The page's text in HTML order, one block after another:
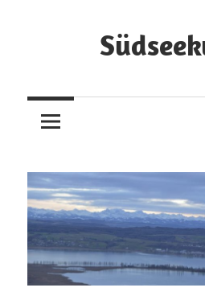
Zeitung
und